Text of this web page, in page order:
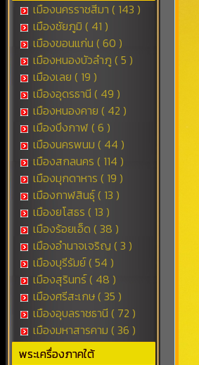
เมืองนครราชสีมา ( 143 )
เมืองชัยภูมิ ( 41 )
เมืองขอนแก่น ( 60 )
เมืองหนองบัวลำภู ( 5 )
เมืองเลย ( 19 )
เมืองอุดรธานี ( 49 )
เมืองหนองคาย ( 42 )
เมืองบึงกาฬ ( 6 )
เมืองนครพนม ( 44 )
เมืองสกลนคร ( 114 )
เมืองมุกดาหาร ( 19 )
เมืองกาฬสินธุ์ ( 13 )
เมืองยโสธร ( 13 )
เมืองร้อยเอ็ด ( 38 )
เมืองอำนาจเจริญ ( 3 )
เมืองบุรีรัมย์ ( 54 )
เมืองสุรินทร์ ( 48 )
เมืองศรีสะเกษ ( 35 )
เมืองอุบลราชธานี ( 72 )
เมืองมหาสารคาม ( 36 )
พระเครื่องภาคใต้